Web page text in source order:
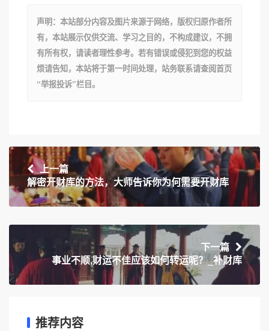
声明：本站部分内容及图片来源于网络，版权归原作者所
有，本站展示仅供交流、学习之目的，不构成建议，不拥
有所有权，请读者理性参考。若有错误或侵犯到您的权益
烦请告知，本站将于第一时间处理，站务联系请查阅首页
“举报投诉”栏目。
上一篇
解密开财库的方法，大师告诉你为何需要开财库
下一篇
事业不顺,财运不佳应该如何转运呢？_补财库
推荐内容